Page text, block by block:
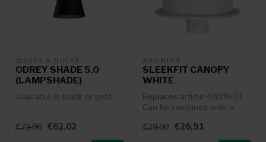
WEVER & DUCRÉ
ODREY SHADE 5.0
(LAMPSHADE)
Available in black or gold
€72,96 €62,02
ABSINTHE
SLEEKFIT CANOPY
WHITE
Replaces article 43008-01.
Can be combined with a
Sleekfit...
€29,90 €26,91